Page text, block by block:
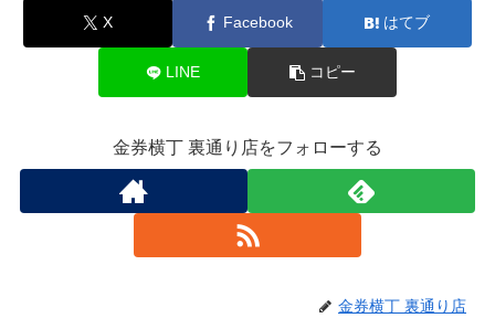
X Facebook はてブ
LINE コピー
金券横丁 裏通り店をフォローする
金券横丁 裏通り店